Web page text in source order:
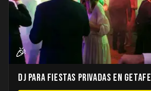
🎉
DJ para Fiestas Privadas en Getafe